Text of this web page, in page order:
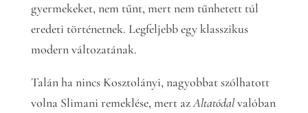
gyermekeket, nem tűnt, mert nem tűnhetett túl
eredeti történetnek. Legfeljebb egy klasszikus
modern változatának.
Talán ha nincs Kosztolányi, nagyobbat szólhatott
volna Slimani remeklése, mert azAltatódalvalóban